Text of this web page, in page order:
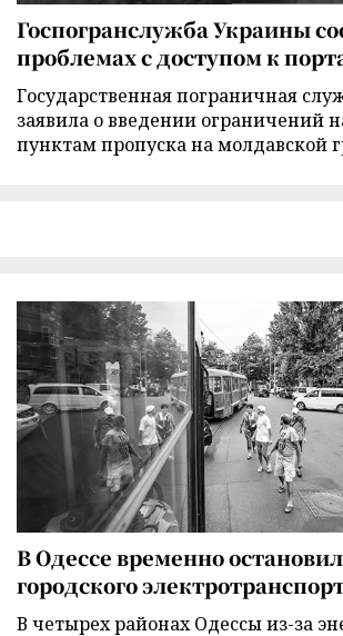
Госпогранслужба Украины
проблемах с доступом к
Государственная пограничная
заявила о введении ограничений
пунктам пропуска на молдавской
В Одессе временно
городского
В четырех районах Одессы из-за